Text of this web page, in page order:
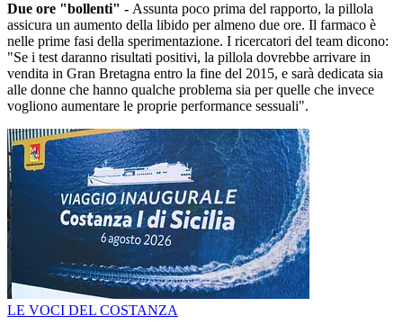
Due ore "bollenti" - Assunta poco prima del rapporto, la pillola
assicura un aumento della libido per almeno due ore. Il farmaco è
nelle prime fasi della sperimentazione. I ricercatori del team dicono:
"Se i test daranno risultati positivi, la pillola dovrebbe arrivare in
vendita in Gran Bretagna entro la fine del 2015, e sarà dedicata sia
alle donne che hanno qualche problema sia per quelle che invece
vogliono aumentare le proprie performance sessuali".
LE VOCI DEL COSTANZA